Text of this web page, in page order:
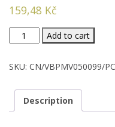
159,48 Kč
KRYSTAL
čistič
quantity
Add to cart
SKU: CN/VBPMV050099/PC
Description